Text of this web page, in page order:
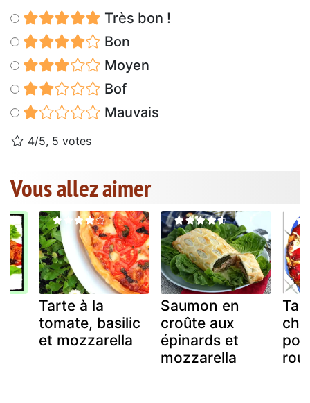
Très bon !
Bon
Moyen
Bof
Mauvais
4/5, 5 votes
Vous allez aimer
Tarte à la
tomate, basilic
et mozzarella
Saumon en
croûte aux
épinards et
mozzarella